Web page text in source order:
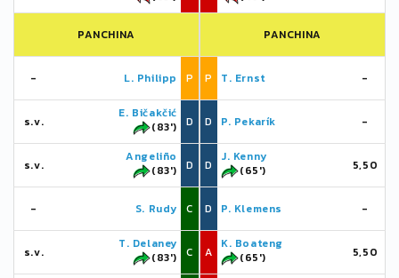
PANCHINA
- L. Philipp P
s.v.
E. Bičakčić
(83')
D
s.v.
Angeliño
(83')
D
- S. Rudy C
s.v.
T. Delaney
(83')
C
PANCHINA
P T. Ernst -
D P. Pekarík -
D
J. Kenny
(65')
5,50
D P. Klemens -
A
K. Boateng
(65')
5,50